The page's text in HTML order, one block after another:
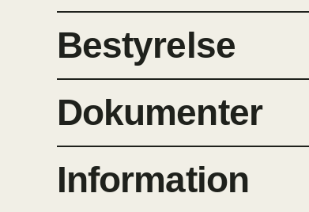
Bestyrelse
Dokumenter
Information